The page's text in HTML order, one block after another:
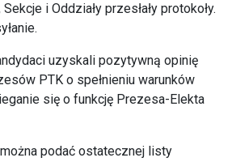
i Oddziały przesłały protokoły.
uzyskali pozytywną opinię
PTK o spełnieniu warunków
się o funkcję Prezesa-Elekta
podać ostatecznej listy